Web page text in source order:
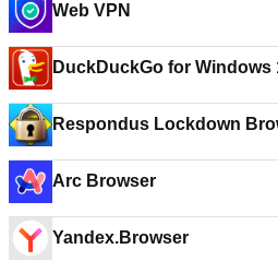
Web VPN
DuckDuckGo for Windows
Respondus Lockdown
Arc Browser
Yandex.Browser